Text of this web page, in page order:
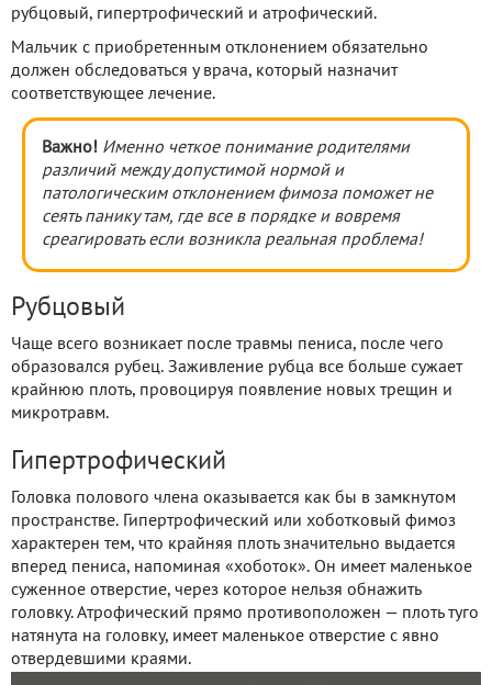
рубцовый, гипертрофический и атрофический.
Мальчик с приобретенным отклонением обязательно
должен обследоваться у врача, который назначит
соответствующее лечение.
Важно! Именно четкое понимание родителями
различий между допустимой нормой и
патологическим отклонением фимоза поможет не
сеять панику там, где все в порядке и вовремя
среагировать если возникла реальная проблема!
Рубцовый
Чаще всего возникает после травмы пениса, после чего
образовался рубец. Заживление рубца все больше сужает
крайнюю плоть, провоцируя появление новых трещин и
микротравм.
Гипертрофический
Головка полового члена оказывается как бы в замкнутом
пространстве. Гипертрофический или хоботковый фимоз
характерен тем, что крайняя плоть значительно выдается
вперед пениса, напоминая «хоботок». Он имеет маленькое
суженное отверстие, через которое нельзя обнажить
головку. Атрофический прямо противоположен — плоть туго
натянута на головку, имеет маленькое отверстие с явно
отвердевшими краями.